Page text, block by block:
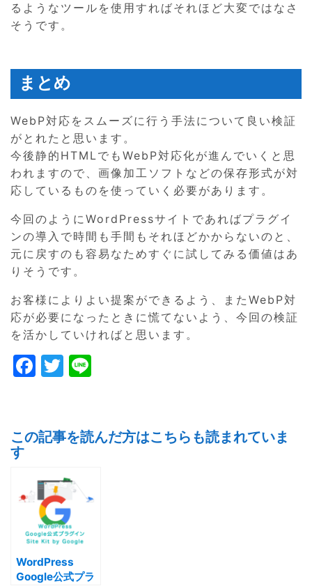
るようなツールを使用すればそれほど大変ではなさ
そうです。
まとめ
WebP対応をスムーズに行う手法について良い検証
がとれたと思います。
今後静的HTMLでもWebP対応化が進んでいくと思
われますので、画像加工ソフトなどの保存形式が対
応しているものを使っていく必要があります。
今回のようにWordPressサイトであればプラグイ
ンの導入で時間も手間もそれほどかからないのと、
元に戻すのも容易なためすぐに試してみる価値はあ
りそうです。
お客様によりよい提案ができるよう、またWebP対
応が必要になったときに慌てないよう、今回の検証
を活かしていければと思います。
F
e
o
o
k
T
er
この記事を読んだ方はこちらも読まれていま
す
WordPress
Google公式プラ